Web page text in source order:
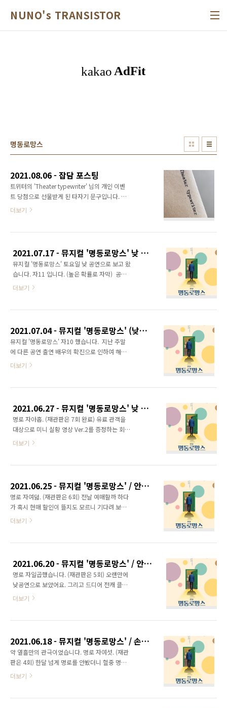
NUNO's TRANSISTOR
명동로망스
2021.08.06 - 잡담 포스팅
트위터의 'Theater typewriter' 님의 개인 이벤
트 당첨으로 선물받게 된 타자기 문구입니다. 뮤
지컬 〈명동로망스〉의 넘버 〈명동로망스〉의
새로 타이핑해서 이미지를 올려주신다고 하니
더욱 감사하지요. 올려주실 예정인 이미지는 트
위터/페이스북/유튜브 채널의 헤더 이미지로 사
용할 예정입니다. 뮤지컬 〈이토록 보통의〉가
개막 예정이었지만 며칠 늦춰졌습니다. 제가 이
작품이라 기대가 큽니다. 좋아하는 배우님들이
캐스팅..
더보기
2021.07.17 - 뮤지컬 '명동로망스' 낮 공연 / 임진섭 김태한 전혜린 장민수 홍륜희 김승용
뮤지컬 '명동로망스' 토요일 낮 공연으로 보고 왔
습니다. 자11 입니다. (높은 확률로 자막) ​ 공연
당일 오전 갑자기 성여인 역의 김리 배우님의 개
혜린/마담 페어 체크를 해보니 예림혜린/륜희마
담 페어는 그동안 못봤더라구요 ㅋㅋ ​ 어쨌든 저
야 어느 마담이었더라도 봤을거고, 그렇게 했습
니다. 암튼 리 배우님 큰 일 아니셨으면 좋겠네
리고 싶습니다. 대본에 없을 티키타카들도 여기
늘 따라 묵직하면서도 차분한 감정의 소용돌이
에 빠졌던..
더보기
2021.07.04 - 뮤지컬 '명동로망스' (낮공) / 임진섭 김수용 길하은 장민수 홍륜희 신창주
뮤지컬 '명동로망스' 자10 했습니다. ​ 지난 주말
에 다른 공연 출연 배우의 확진으로 인하여 해당
공연과 '명동로망스'에 직접 활동 범위가 배우들
모두 해당 배우들이 출연할 수 없게 되어 캐스팅
이 변경되었습니다. 제가 본 일요일 낮 공연도 그
랬습니다. 하지만 저는 취소하지 않고 그대로 보
았습니다. ​ 지난 주에는 게스트 출연 회차들이 있
특별히 케스트로 출연했는데요. 전혜린 역으로
했던 정다희, 박범정 배우가 극 중 노라노 역으로
한..
더보기
2021.06.27 - 뮤지컬 '명동로망스' 낮 공연 / 손유동 김태한 서예림 원종환 조진아 신창주
명로 자아홉. (재관판은 7회 완료) 유료 관객을
대상으로 미니 실황 영상 Ver.2를 증정하는 회차
중 하나였습니다. 마침 재관판 도장도 다 채웠기
긴 했습니다만... 사실 혜린즈 모두 다 좋아합니
다만, 개인의 취향이 존재하므로... ​ 공연이 끝난
후에 원종환 배우님의 인스타를 보고 나서야 알
았는데, 이번 회차가 종환인환/예림혜린 페어막
는 모습이 종종 보이길래 왜 그러신가 했는데, 그
미니 실황 영상 Ve..
더보기
2021.06.25 - 뮤지컬 '명동로망스' / 안지환 김수용 조윤영 장민수 홍륜희 신창주
명로 자여덟. (재관판은 6회) 전날 예매할까 하다
가 혹시 현매 할인이 뜰지도 모르니 기다려 보라
는 애인의 조언을 듣고 당일까지 기다려서 오늘
역)가 잘 맞춰주는 느낌이 들었어요. 언제나 느끼
는 거지만, 조윤영 배우는 요정같으면서도 ㄷㄹ
ㅇ같은 매력을 갖고 있어서 너무 좋아합니다. :)
유료 관객에게 증정하는 '미니 실황 영상' Ver.1
각 버전 별로 증정하는 회차가 정해져 있습니다.
더보기
2021.06.20 - 뮤지컬 '명동로망스' / 안지환 김수용 길하은 원종환 조진아 김승용
명로 자일곱했습니다. (재관판은 5회) 오랜만에
낮공연으로 보았어요. 그리고 드디어 전캐 클리
어했습니다. ​ 럭키드로우는 전캐 미공개 포토카
지만, 제 갈 수 있는 날을 기준으로 보다 보니 그
렇게 되었네요. 사실 여러 작품들을 통해 알기는
알았지만 본 적은 없었던 배우이기도 했고요… ​
재관판도 채워야겠고, 할인권도 남아 있으며, 한
가야겠습니다. :)
더보기
2021.06.18 - 뮤지컬 '명동로망스' / 손유동 김수용 길하은 윤석원 홍륜희 김승용
약 열흘만의 관극이었습니다. 명로 자여섯. (재관
판은 4회) 한달 넘게 명로를 안봤더니 혈중 명로
수치가 너무 떨어져서 안되겠다 싶어서 현매(마
더보기